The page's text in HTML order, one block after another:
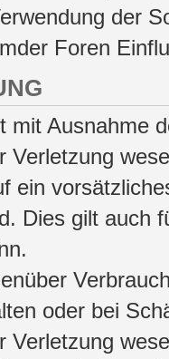
der
Foren
mit Ausnahme
Verletzung
ein
Dies gilt auch
oder bei
Verletzung